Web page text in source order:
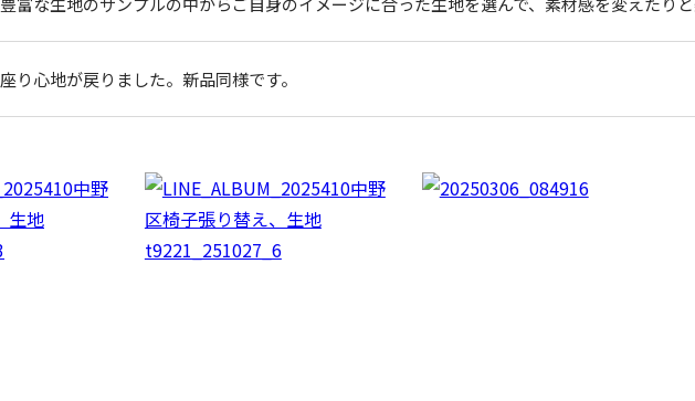
座り心地が戻りました。新品同様です。